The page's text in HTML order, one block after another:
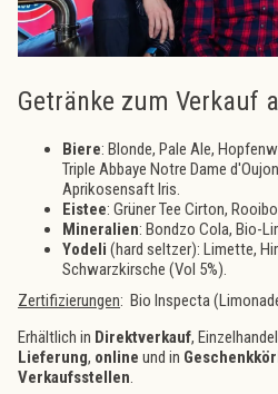
Getränke zum Verkauf
Biere: Blonde, Pale Ale,
Triple Abbaye Notre Dame
Aprikosensaft Iris.
Eistee: Grüner Tee Cirton,
Mineralien: Bondzo Cola, Bio-
Yodeli (hard seltzer): Limette,
Schwarzkirsche (Vol 5%).
Zertifizierungen: Bio Inspecta
Erhältlich in Direktverkauf,
Lieferung, online und in
Verkaufsstellen.